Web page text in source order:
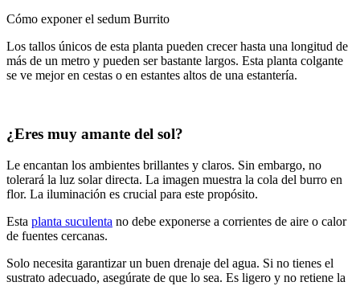
Cómo exponer el sedum Burrito
Los tallos únicos de esta planta pueden crecer hasta una longitud de
más de un metro y pueden ser bastante largos. Esta planta colgante
se ve mejor en cestas o en estantes altos de una estantería.
¿Eres muy amante del sol?
Le encantan los ambientes brillantes y claros. Sin embargo, no
tolerará la luz solar directa. La imagen muestra la cola del burro en
flor. La iluminación es crucial para este propósito.
Esta planta suculenta no debe exponerse a corrientes de aire o calor
de fuentes cercanas.
Solo necesita garantizar un buen drenaje del agua. Si no tienes el
sustrato adecuado, asegúrate de que lo sea. Es ligero y no retiene la